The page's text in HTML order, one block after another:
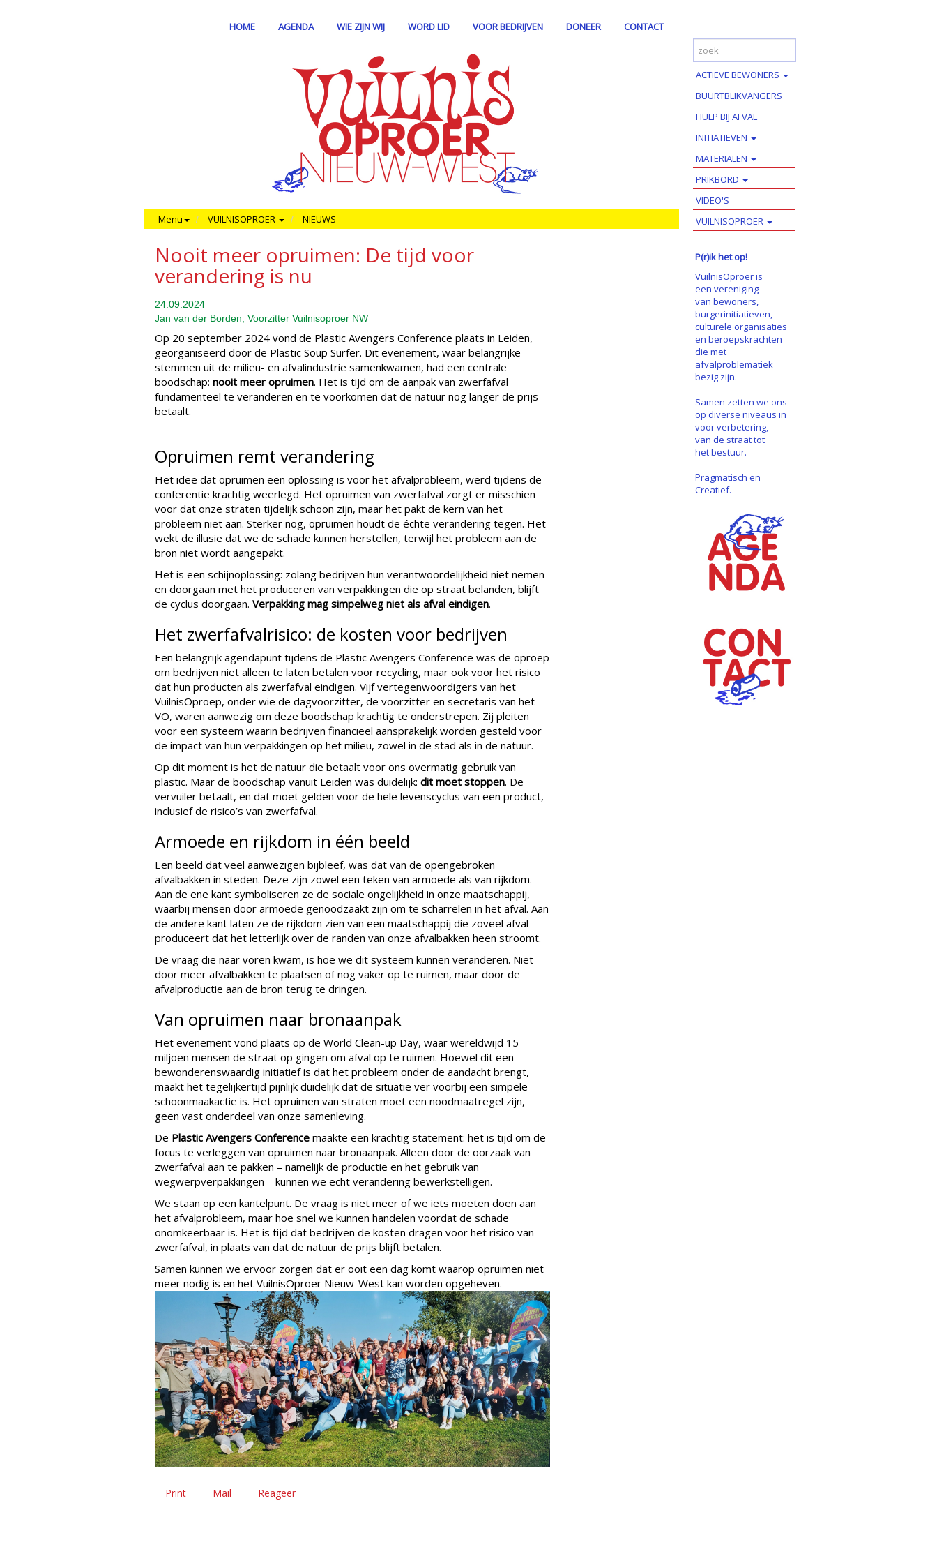
HOME AGENDA WIE ZIJN WIJ WORD LID VOOR BEDRIJVEN DONEER CONTACT
Menu VUILNISOPROER NIEUWS
Nooit meer opruimen: De tijd voor
verandering is nu
24.09.2024
Jan van der Borden, Voorzitter Vuilnisoproer NW
Op 20 september 2024 vond de Plastic Avengers Conference plaats in Leiden,
georganiseerd door de Plastic Soup Surfer. Dit evenement, waar belangrijke
stemmen uit de milieu- en afvalindustrie samenkwamen, had een centrale
boodschap: nooit meer opruimen. Het is tijd om de aanpak van zwerfafval
fundamenteel te veranderen en te voorkomen dat de natuur nog langer de prijs
betaalt.
Opruimen remt verandering
Het idee dat opruimen een oplossing is voor het afvalprobleem, werd tijdens de
conferentie krachtig weerlegd. Het opruimen van zwerfafval zorgt er misschien
voor dat onze straten tijdelijk schoon zijn, maar het pakt de kern van het
probleem niet aan. Sterker nog, opruimen houdt de échte verandering tegen. Het
wekt de illusie dat we de schade kunnen herstellen, terwijl het probleem aan de
bron niet wordt aangepakt.
Het is een schijnoplossing: zolang bedrijven hun verantwoordelijkheid niet nemen
en doorgaan met het produceren van verpakkingen die op straat belanden, blijft
de cyclus doorgaan. Verpakking mag simpelweg niet als afval eindigen.
Het zwerfafvalrisico: de kosten voor bedrijven
Een belangrijk agendapunt tijdens de Plastic Avengers Conference was de oproep
om bedrijven niet alleen te laten betalen voor recycling, maar ook voor het risico
dat hun producten als zwerfafval eindigen. Vijf vertegenwoordigers van het
VuilnisOproep, onder wie de dagvoorzitter, de voorzitter en secretaris van het
VO, waren aanwezig om deze boodschap krachtig te onderstrepen. Zij pleiten
voor een systeem waarin bedrijven financieel aansprakelijk worden gesteld voor
de impact van hun verpakkingen op het milieu, zowel in de stad als in de natuur.
Op dit moment is het de natuur die betaalt voor ons overmatig gebruik van
plastic. Maar de boodschap vanuit Leiden was duidelijk: dit moet stoppen. De
vervuiler betaalt, en dat moet gelden voor de hele levenscyclus van een product,
inclusief de risico’s van zwerfafval.
Armoede en rijkdom in één beeld
Een beeld dat veel aanwezigen bijbleef, was dat van de opengebroken
afvalbakken in steden. Deze zijn zowel een teken van armoede als van rijkdom.
Aan de ene kant symboliseren ze de sociale ongelijkheid in onze maatschappij,
waarbij mensen door armoede genoodzaakt zijn om te scharrelen in het afval. Aan
de andere kant laten ze de rijkdom zien van een maatschappij die zoveel afval
produceert dat het letterlijk over de randen van onze afvalbakken heen stroomt.
De vraag die naar voren kwam, is hoe we dit systeem kunnen veranderen. Niet
door meer afvalbakken te plaatsen of nog vaker op te ruimen, maar door de
afvalproductie aan de bron terug te dringen.
Van opruimen naar bronaanpak
Het evenement vond plaats op de World Clean-up Day, waar wereldwijd 15
miljoen mensen de straat op gingen om afval op te ruimen. Hoewel dit een
bewonderenswaardig initiatief is dat het probleem onder de aandacht brengt,
maakt het tegelijkertijd pijnlijk duidelijk dat de situatie ver voorbij een simpele
schoonmaakactie is. Het opruimen van straten moet een noodmaatregel zijn,
geen vast onderdeel van onze samenleving.
De Plastic Avengers Conference maakte een krachtig statement: het is tijd om de
focus te verleggen van opruimen naar bronaanpak. Alleen door de oorzaak van
zwerfafval aan te pakken – namelijk de productie en het gebruik van
wegwerpverpakkingen – kunnen we echt verandering bewerkstelligen.
We staan op een kantelpunt. De vraag is niet meer of we iets moeten doen aan
het afvalprobleem, maar hoe snel we kunnen handelen voordat de schade
onomkeerbaar is. Het is tijd dat bedrijven de kosten dragen voor het risico van
zwerfafval, in plaats van dat de natuur de prijs blijft betalen.
Samen kunnen we ervoor zorgen dat er ooit een dag komt waarop opruimen niet
meer nodig is en het VuilnisOproer Nieuw-West kan worden opgeheven.
Print Mail Reageer
ACTIEVE BEWONERS
BUURTBLIKVANGERS
HULP BIJ AFVAL
INITIATIEVEN
MATERIALEN
PRIKBORD
VIDEO'S
VUILNISOPROER
P(r)ik het op!
VuilnisOproer is
een vereniging
van bewoners,
burgerinitiatieven,
culturele organisaties
en beroepskrachten
die met
afvalproblematiek
bezig zijn.
Samen zetten we ons
op diverse niveaus in
voor verbetering,
van de straat tot
het bestuur.
Pragmatisch en
Creatief.